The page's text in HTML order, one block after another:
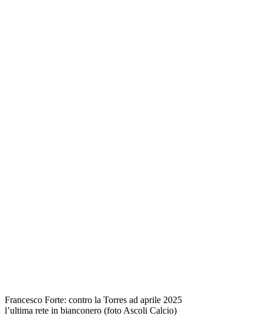
Francesco Forte: contro la Torres ad aprile 2025
l’ultima rete in bianconero (foto Ascoli Calcio)